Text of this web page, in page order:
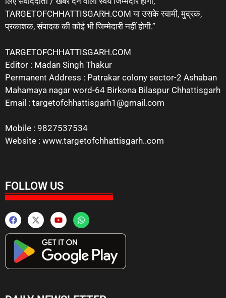
TARGETOFCHHATTISGARH.COM या उसके स्वामी, मुद्रक,
प्रकाशक, संपादक की कोई भी जिम्मेदारी नहीं होगी.”
TARGETOFCHHATTISGARH.COM
Editor : Madan Singh Thakur
Permanent Address : Patrakar colony sector-2 Ashaban
Mahamaya nagar word-64 Birkona Bilaspur Chhattisgarh
Email : targetofchhattisgarh1@gmail.com
Mobile : 9827537534
Website : www.targetofchhattisgarh..com
FOLLOW US